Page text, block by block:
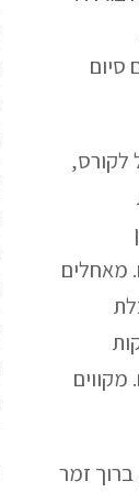
סיום
לקורס,
מאחלים
מקווים
זמר